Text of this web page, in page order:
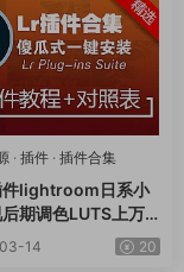
· 插件 · 插件合集
件lightroom日系小
期调色LUTS上万
安装包v21.11
14 20